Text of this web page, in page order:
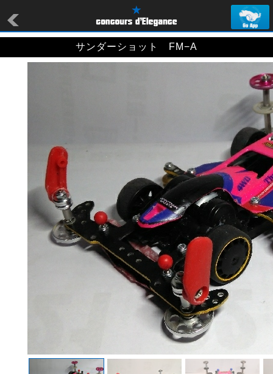
サンダーショット FM−A